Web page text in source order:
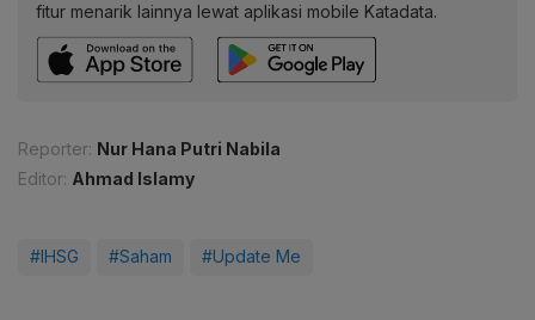
fitur menarik lainnya lewat aplikasi mobile Katadata.
Reporter: Nur Hana Putri Nabila
Editor: Ahmad Islamy
#IHSG #Saham #Update Me